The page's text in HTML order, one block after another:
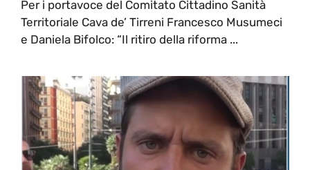
Per i portavoce del Comitato Cittadino Sanità
Territoriale Cava de’ Tirreni Francesco Musumeci
e Daniela Bifolco: “Il ritiro della riforma ...